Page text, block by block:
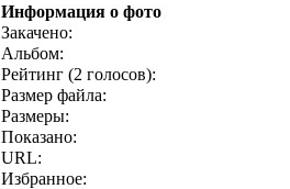
Информация о фото
Закачено:
Альбом:
Рейтинг (2 голосов):
Размер файла:
Размеры:
Показано:
URL:
Избранное: